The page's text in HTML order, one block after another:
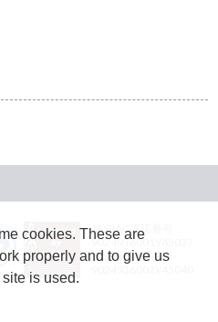
JASRAC許諾番号：
9024936001Y45037
JASRAC許諾番号：
cookies. These are
properly and to give us
is used.